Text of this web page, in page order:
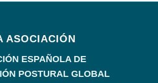
ASOCIACIÓN
ESPAÑOLA DE
POSTURAL GLOBAL